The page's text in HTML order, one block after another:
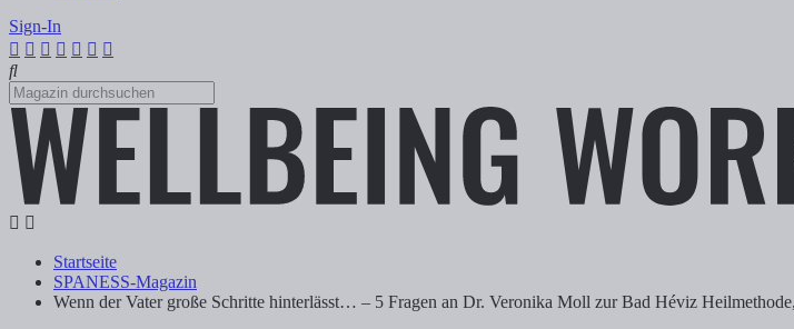
Sign-In
Startseite
SPANESS-Magazin
Wenn der Vater große Schritte hinterlässt… – 5 Fragen an Dr. Veronika Moll zur Bad Héviz